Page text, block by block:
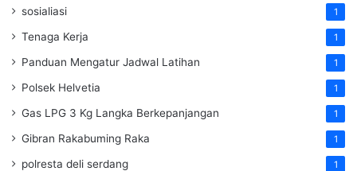
sosialiasi 1
Tenaga Kerja 1
Panduan Mengatur Jadwal Latihan 1
Polsek Helvetia 1
Gas LPG 3 Kg Langka Berkepanjangan 1
Gibran Rakabuming Raka 1
polresta deli serdang 1